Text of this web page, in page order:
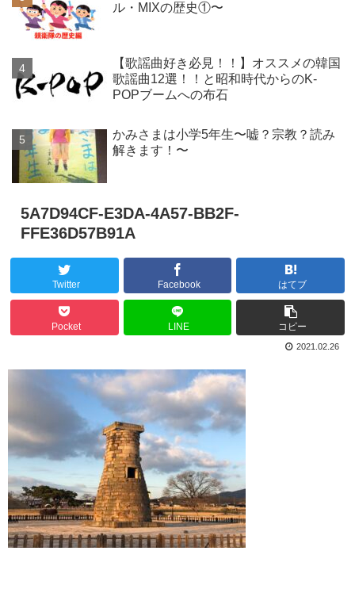
ル・MIXの歴史①〜
【歌謡曲好き必見！！】オススメの韓国
歌謡曲12選！！と昭和時代からのK-
POPブームへの布石
かみさまは小学5年生〜嘘？宗教？読み
解きます！〜
5A7D94CF-E3DA-4A57-BB2F-
FFE36D57B91A
Twitter Facebook はてブ
Pocket LINE コピー
2021.02.26